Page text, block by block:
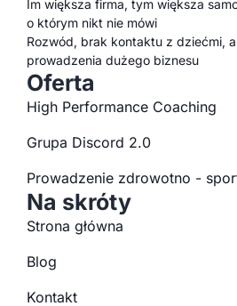
Im większa firma, tym większa
o którym nikt nie mówi
Rozwód, brak kontaktu z dziećmi,
prowadzenia dużego biznesu
Oferta
High Performance Coaching
Grupa Discord 2.0
Prowadzenie zdrowotno -
Na skróty
Strona główna
Blog
Kontakt